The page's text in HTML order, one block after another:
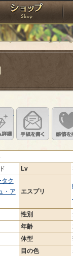
ジオ シ
定 アイテム詳細手紙を
Lv
ク
・ア
エスプリ
性別
年齢
体型
目の色